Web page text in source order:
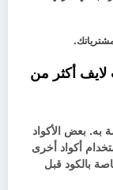
أكثر من
بعض الأكواد
أكواد أخرى
بالكود قبل